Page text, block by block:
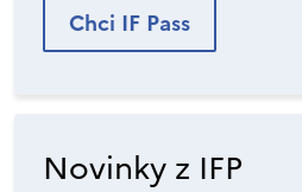
Chci IF Pass
Novinky z IFP